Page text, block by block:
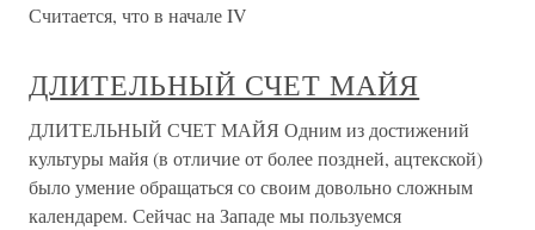
Считается, что в начале IV
ДЛИТЕЛЬНЫЙ СЧЕТ МАЙЯ
ДЛИТЕЛЬНЫЙ СЧЕТ МАЙЯ Одним из достижений
культуры майя (в отличие от более поздней, ацтекской)
было умение обращаться со своим довольно сложным
календарем. Сейчас на Западе мы пользуемся